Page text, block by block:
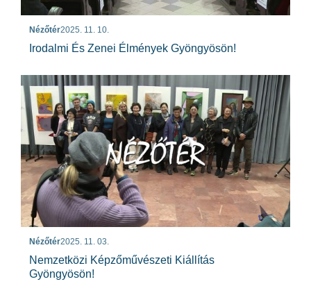
Nézőtér2025. 11. 10.
Irodalmi És Zenei Élmények Gyöngyösön!
Nézőtér2025. 11. 03.
Nemzetközi Képzőművészeti Kiállítás
Gyöngyösön!